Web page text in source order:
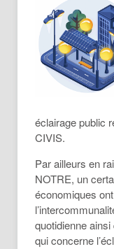
éclairage public
CIVIS.
Par ailleurs en
NOTRE, un
économiques
quotidienne
qui concerne